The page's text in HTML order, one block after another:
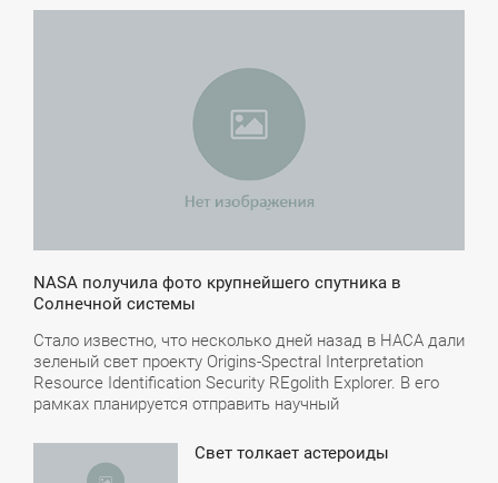
NASA получила фото крупнейшего спутника в
Солнечной системы
Стало известно, что несколько дней назад в НАСА дали
зеленый свет проекту Origins-Spectral Interpretation
Resource Identification Security REgolith Explorer. В его
рамках планируется отправить научный
Свет толкает астероиды